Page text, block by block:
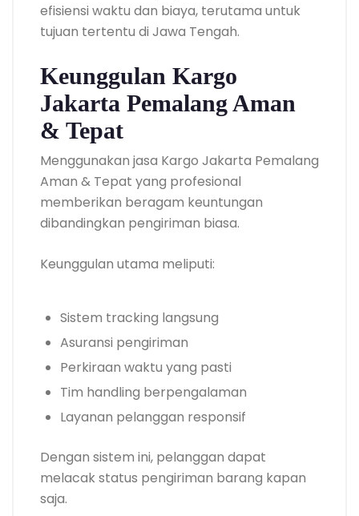
efisiensi waktu dan biaya, terutama untuk
tujuan tertentu di Jawa Tengah.
Keunggulan Kargo
Jakarta Pemalang Aman
& Tepat
Menggunakan jasa Kargo Jakarta Pemalang
Aman & Tepat yang profesional
memberikan beragam keuntungan
dibandingkan pengiriman biasa.
Keunggulan utama meliputi:
Sistem tracking langsung
Asuransi pengiriman
Perkiraan waktu yang pasti
Tim handling berpengalaman
Layanan pelanggan responsif
Dengan sistem ini, pelanggan dapat
melacak status pengiriman barang kapan
saja.